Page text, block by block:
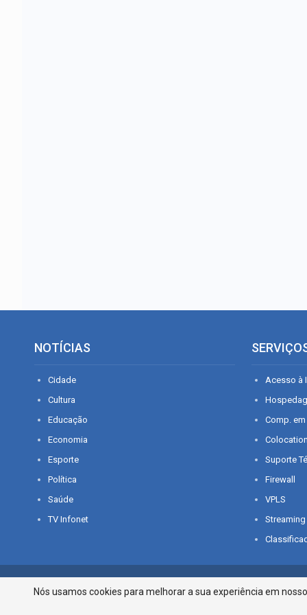
NOTÍCIAS
Cidade
Cultura
Educação
Economia
Esporte
Política
Saúde
TV Infonet
Acesso à
Comp.
Suporte
Firewall
VPLS
Streaming
© 2026 - O que é notícia em Sergipe. Todos os direitos reservados.
Nós usamos cookies para melhorar a sua experiência em